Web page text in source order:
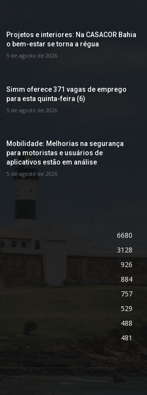
Projetos e interiores: Na CASACOR Bahia
o bem-estar se torna a régua
5 de agosto de 2026
Simm oferece 371 vagas de emprego
para esta quinta-feira (6)
5 de agosto de 2026
Mobilidade: Melhorias na segurança
para motoristas e usuários de
aplicativos estão em análise
5 de agosto de 2026
6680
3128
926
884
757
529
488
481